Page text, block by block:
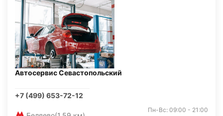
Автосервис Севастопольский
+7 (499) 653-72-12
Пн-Вс: 09:00 - 21:00